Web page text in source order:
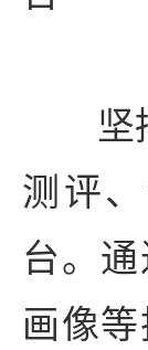
坚
测评
台。
画像